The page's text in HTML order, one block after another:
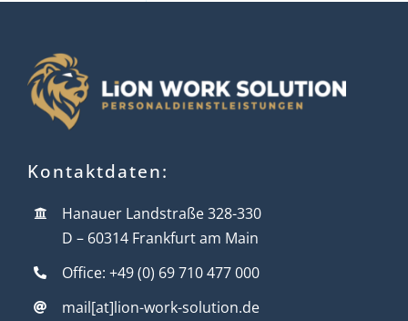
Kontaktdaten:
Hanauer Landstraße 328-330
D – 60314 Frankfurt am Main
Office: +49 (0) 69 710 477 000
mail[at]lion-work-solution.de